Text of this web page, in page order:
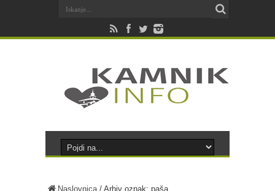
Naslovnica/ Arhiv oznak: paša